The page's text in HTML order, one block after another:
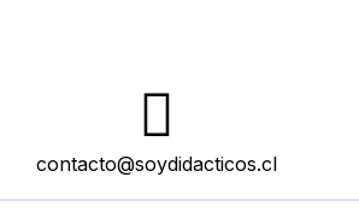
contacto@soydidacticos.cl